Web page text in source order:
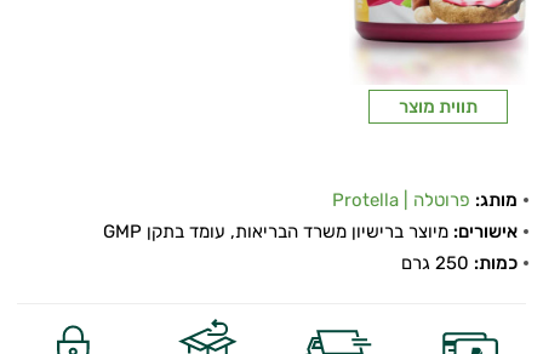
תווית מוצר
מותג: פרוטלה | Protella
אישורים: מיוצר ברישיון משרד הבריאות, עומד בתקן GMP
כמות: